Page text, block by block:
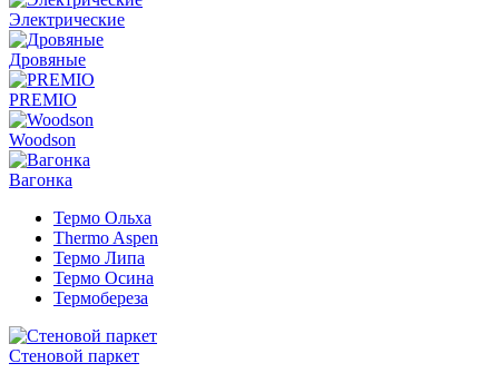
Электрические
Дровяные
PREMIO
Woodson
Вагонка
Термо Ольха
Thermo Aspen
Термо Липа
Термо Осина
Термобереза
Стеновой паркет